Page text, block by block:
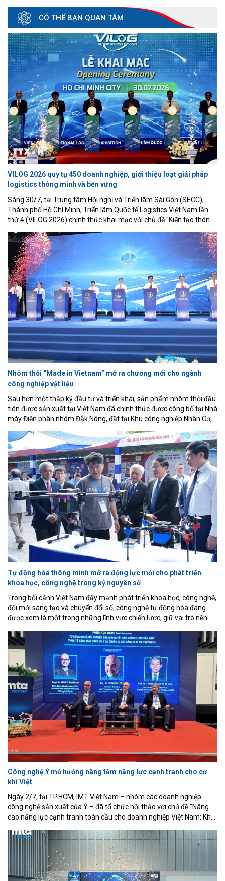
CÓ THỂ BẠN QUAN TÂM
VILOG 2026 quy tụ 450 doanh nghiệp, giới thiệu loạt giải pháp
logistics thông minh và bền vững
Sáng 30/7, tại Trung tâm Hội nghị và Triển lãm Sài Gòn (SECC),
Thành phố Hồ Chí Minh, Triển lãm Quốc tế Logistics Việt Nam lần
thứ 4 (VILOG 2026) chính thức khai mạc với chủ đề "Kiến tạo thông
quốc gia và vùng lãnh thổ cùng hơn 550 gian hàng, tiếp tục khẳng
định vai trò là một trong những diễn đàn kết nối quan trọng nhất
của ngành logistics Việt Nam.
Nhôm thỏi “Made in Vietnam” mở ra chương mới cho ngành
công nghiệp vật liệu
Sau hơn một thập kỷ đầu tư và triển khai, sản phẩm nhôm thỏi đầu
tiên được sản xuất tại Việt Nam đã chính thức được công bố tại Nhà
máy Điện phân nhôm Đắk Nông, đặt tại Khu công nghiệp Nhân Cơ,
nghiệp mà còn đánh dấu bước ngoặt của ngành công nghiệp luyện
kim Việt Nam khi lần đầu tiên làm chủ công nghệ điện phân nhôm
hiện đại, hoàn thiện chuỗi giá trị từ khai thác bauxite, sản xuất
alumin đến luyện nhôm kim loại.
Tự động hóa thông minh mở ra động lực mới cho phát triển
khoa học, công nghệ trong kỷ nguyên số
Trong bối cảnh Việt Nam đẩy mạnh phát triển khoa học, công nghệ,
đổi mới sáng tạo và chuyển đổi số, công nghệ tự động hóa đang
được xem là một trong những lĩnh vực chiến lược, giữ vai trò nền
cạnh tranh quốc gia. Đây là nhận định được các chuyên gia, nhà
quản lý và nhà khoa học nhấn mạnh tại Hội nghị Khoa học và Triển
lãm quốc tế về Điều khiển và Tự động hóa lần thứ 8 (VCCA 2026),
khai mạc sáng 16/7 tại Trường Đại học Quy Nhơn, tỉnh Gia Lai.
Công nghệ Ý mở hướng nâng tầm năng lực cạnh tranh cho cơ
khí Việt
Ngày 2/7, tại TP.HCM, IMT Việt Nam – nhóm các doanh nghiệp
công nghệ sản xuất của Ý – đã tổ chức hội thảo với chủ đề "Nâng
cao năng lực cạnh tranh toàn cầu cho doanh nghiệp Việt Nam: Khai
Sự kiện nằm trong khuôn khổ Triển lãm Quốc tế lần thứ 22 về Cơ
khí chính xác, Máy công cụ và Gia công kim loại (MTA Vietnam
2026), diễn ra tại Trung tâm Hội chợ và Triển lãm Sài Gòn (SECC).